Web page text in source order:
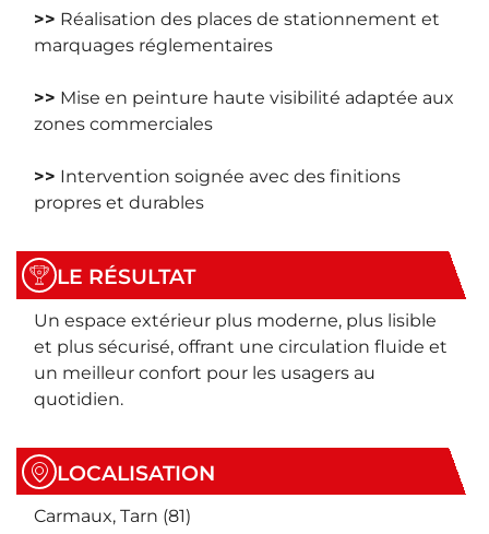
>> Réalisation des places de stationnement et
marquages réglementaires
>> Mise en peinture haute visibilité adaptée aux
zones commerciales
>> Intervention soignée avec des finitions
propres et durables
LE RÉSULTAT
Un espace extérieur plus moderne, plus lisible
et plus sécurisé, offrant une circulation fluide et
un meilleur confort pour les usagers au
quotidien.
LOCALISATION
Carmaux, Tarn (81)